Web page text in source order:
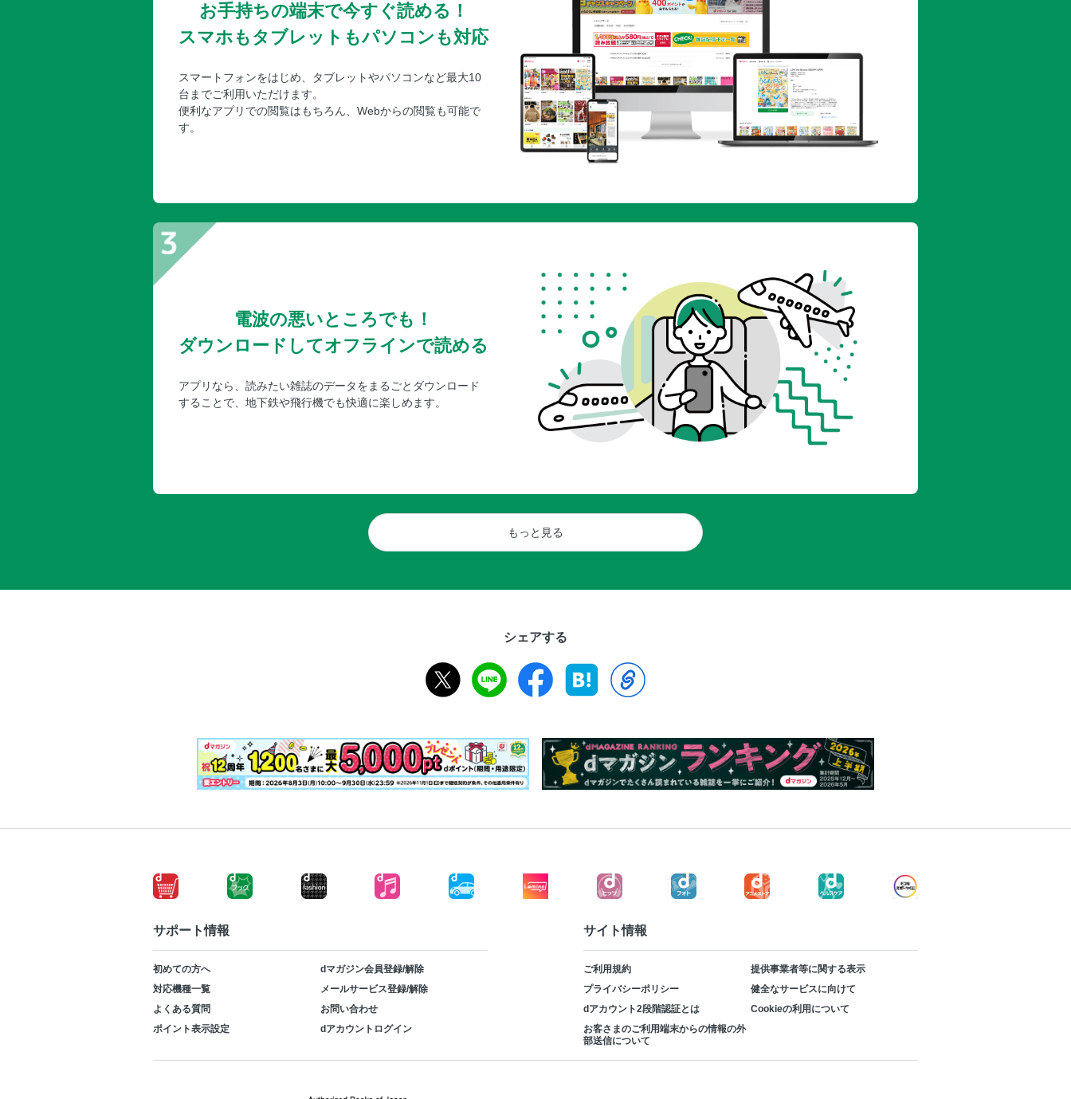
お手持ちの端末で今すぐ読める！
スマホもタブレットもパソコンも対応
スマートフォンをはじめ、タブレットやパソコンなど最大10
台までご利用いただけます。
便利なアプリでの閲覧はもちろん、Webからの閲覧も可能で
す。
電波の悪いところでも！
ダウンロードしてオフラインで読める
アプリなら、読みたい雑誌のデータをまるごとダウンロード
することで、地下鉄や飛行機でも快適に楽しめます。
もっと見る
シェアする
サポート情報
初めての方へ
dマガジン会員登録/解除
対応機種一覧
メールサービス登録/解除
よくある質問
お問い合わせ
ポイント表示設定
dアカウントログイン
サイト情報
ご利用規約
提供事業者等に関する表示
プライバシーポリシー
健全なサービスに向けて
dアカウント2段階認証とは
Cookieの利用について
お客さまのご利用端末からの情報の外
部送信について